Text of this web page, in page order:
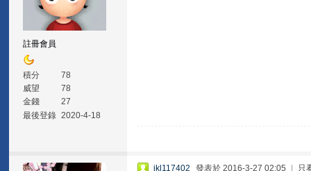
註冊會員
積分
78
威望
78
金錢
27
最後登錄 2020-4-18
jkl117402 發表於 2016-3-27 02:05 只